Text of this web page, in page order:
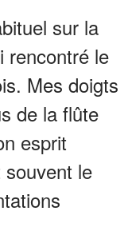
sur la
rencontré le
Mes doigts
de la flûte
esprit
le